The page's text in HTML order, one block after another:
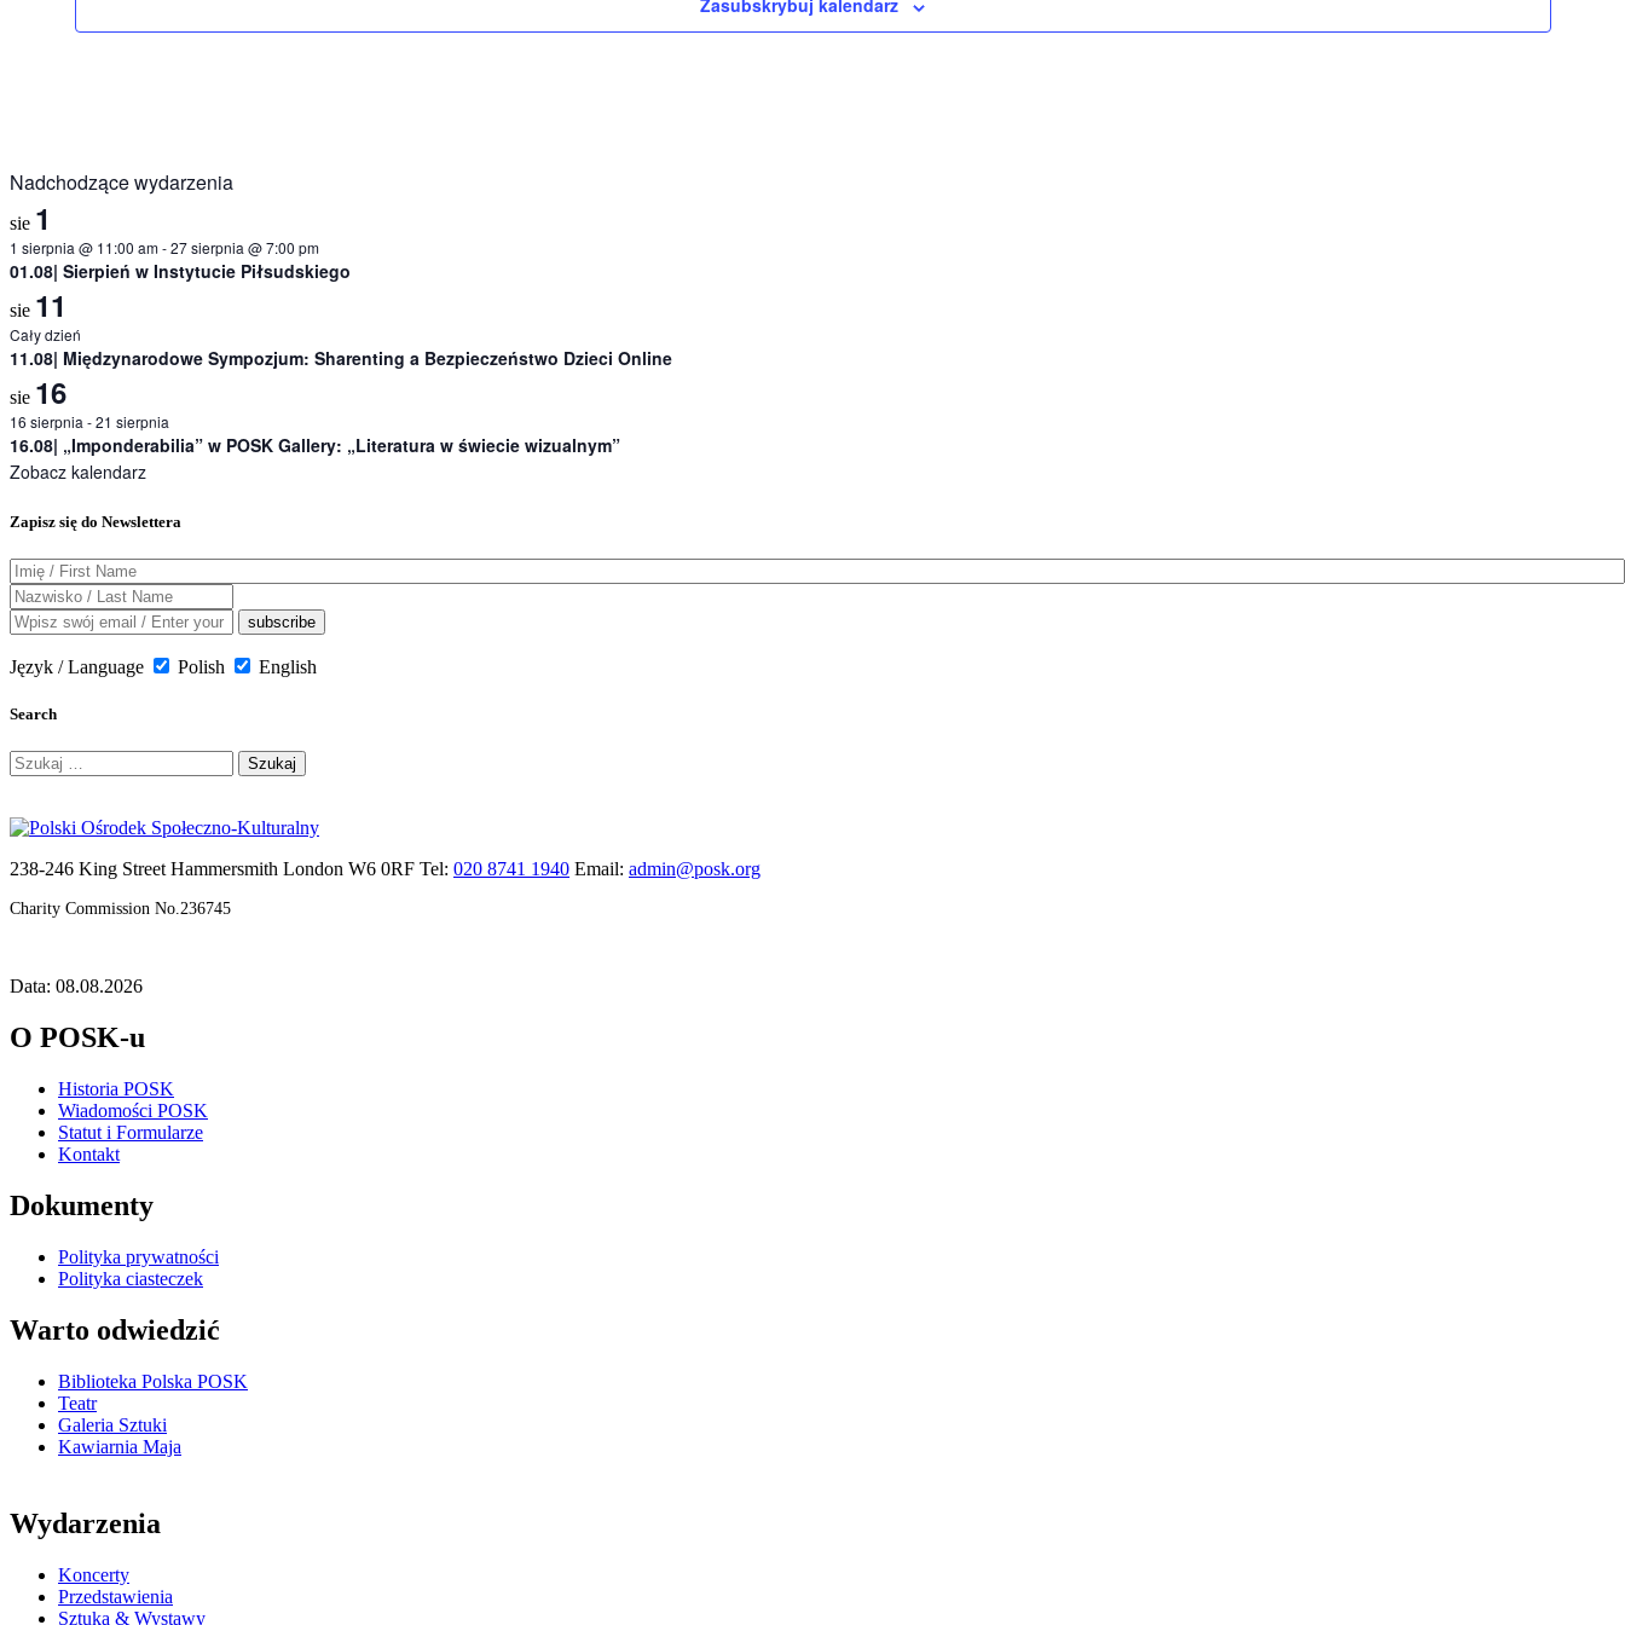
Zasubskrybuj kalendarz
Nadchodzące wydarzenia
sie 1
1 sierpnia @ 11:00 am-27 sierpnia @ 7:00 pm
01.08| Sierpień w Instytucie Piłsudskiego
sie 11
Cały dzień
11.08| Międzynarodowe Sympozjum: Sharenting a Bezpieczeństwo Dzieci Online
sie 16
16 sierpnia-21 sierpnia
16.08| „Imponderabilia” w POSK Gallery: „Literatura w świecie wizualnym”
Zobacz kalendarz
Zapisz się do Newslettera
Język / Language Polish English
Search
Szukaj:
238-246 King Street Hammersmith London W6 0RF Tel: 020 8741 1940 Email: admin@posk.org
Charity Commission No.236745
Data: 08.08.2026
O POSK-u
Historia POSK
Wiadomości POSK
Statut i Formularze
Kontakt
Dokumenty
Polityka prywatności
Polityka ciasteczek
Warto odwiedzić
Biblioteka Polska POSK
Teatr
Galeria Sztuki
Kawiarnia Maja
Wydarzenia
Koncerty
Przedstawienia
Sztuka & Wystawy